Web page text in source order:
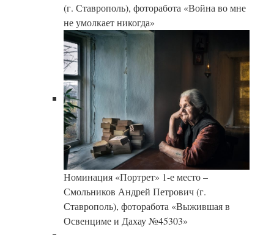
(г. Ставрополь), фоторабота «Война во мне
не умолкает никогда»
Номинация «Портрет» 1-е место –
Смольников Андрей Петрович (г.
Ставрополь), фоторабота «Выжившая в
Освенциме и Дахау №45303»